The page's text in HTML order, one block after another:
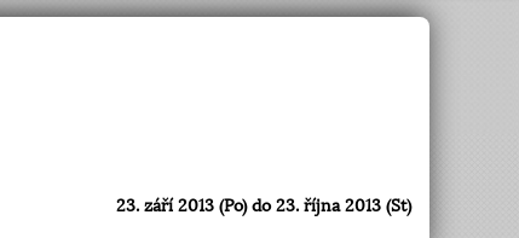
23. září 2013 (Po) do 23. října 2013 (St)